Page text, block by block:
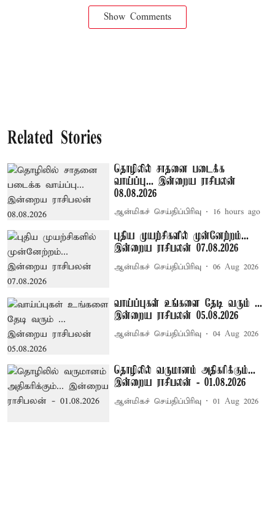
Show Comments
Related Stories
தொழிலில் சாதனை படைக்க
வாய்ப்பு... இன்றைய ராசிபலன்
08.08.2026
ஆன்மிகச் செய்திப்பிரிவு 16 hours ago
புதிய முயற்சிகளில் முன்னேற்றம்...
இன்றைய ராசிபலன் 07.08.2026
ஆன்மிகச் செய்திப்பிரிவு 06 Aug 2026
வாய்ப்புகள் உங்களை தேடி வரும் ...
இன்றைய ராசிபலன் 05.08.2026
ஆன்மிகச் செய்திப்பிரிவு 04 Aug 2026
தொழிலில் வருமானம் அதிகரிக்கும்...
இன்றைய ராசிபலன் - 01.08.2026
ஆன்மிகச் செய்திப்பிரிவு 01 Aug 2026